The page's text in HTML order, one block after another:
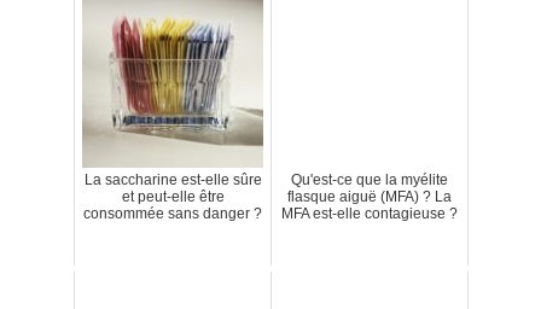
La saccharine est-elle sûre
et peut-elle être
consommée sans danger ?
Qu'est-ce que la myélite
flasque aiguë (MFA) ? La
MFA est-elle contagieuse ?